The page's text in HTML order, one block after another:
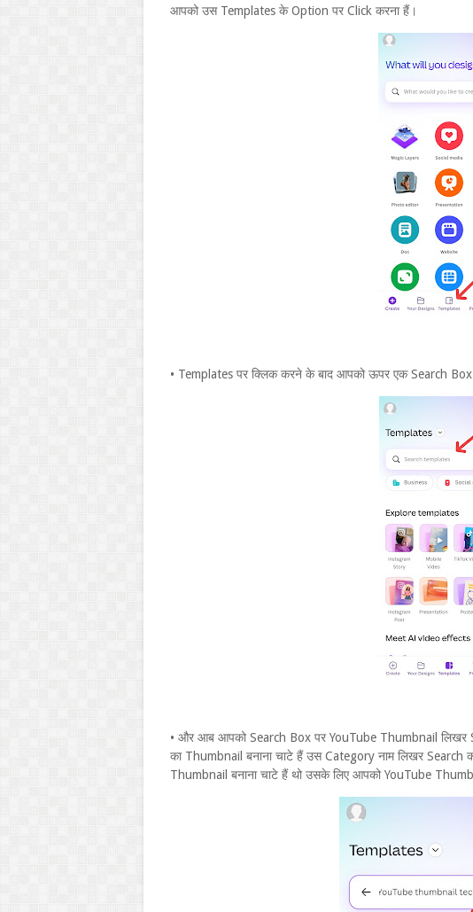
आपको उस Templates के Option पर Click करना हैं।
• Templates पर क्लिक करने के बाद आपको ऊपर एक Search Box
• और आब आपको Search Box पर YouTube Thumbnail लिखर
का Thumbnail बनाना चाटे हैं उस Category नाम लिखर
Thumbnail बनाना चाटे हैं थो उसके लिए आपको YouTube